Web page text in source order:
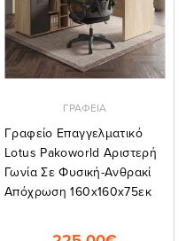
ΓΡΑΦΕΙΑ
Γραφείο Επαγγελματικό
Lotus Pakoworld Αριστερή
Γωνία Σε Φυσική-Ανθρακί
Απόχρωση 160x160x75εκ